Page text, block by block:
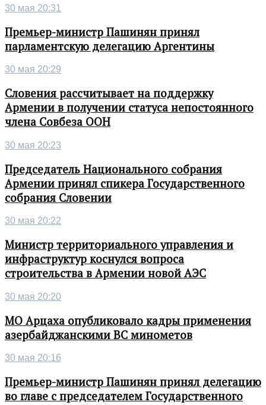
30 мая 20:31
Премьер-министр Пашинян принял
парламентскую делегацию Аргентины
30 мая 20:29
Словения рассчитывает на поддержку
Армении в получении статуса непостоянного
члена Совбеза ООН
30 мая 20:23
Председатель Национального собрания
Армении принял спикера Государственного
собрания Словении
30 мая 20:22
Министр территориального управления и
инфраструктур коснулся вопроса
строительства в Армении новой АЭС
30 мая 20:20
МО Арцаха опубликовало кадры применения
азербайджанскими ВС минометов
30 мая 20:16
Премьер-министр Пашинян принял делегацию
во главе с председателем Государственного